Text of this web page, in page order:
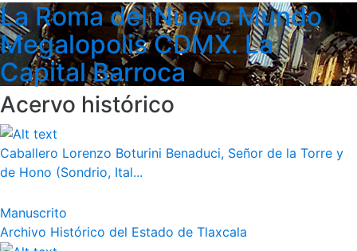
La Roma del Nuevo Mundo
Megalopolis CDMX. La
Capital Barroca
Acervo histórico
Caballero Lorenzo Boturini Benaduci, Señor de la Torre y
de Hono (Sondrio, Ital...
Manuscrito
Archivo Histórico del Estado de Tlaxcala